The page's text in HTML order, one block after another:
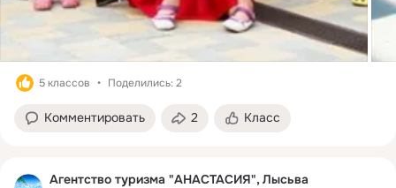
5 классов Поделились: 2
Комментировать 2 Класс
Агентство туризма "АНАСТАСИЯ", Лысьва